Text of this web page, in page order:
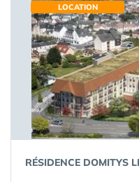
LOCATION
RÉSIDENCE DOMITYS